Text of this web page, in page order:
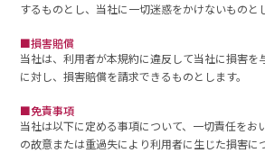
するものとし、当社に一切迷惑をかけないものと
■損害賠償
当社は、利用者が本規約に違反して当社に損害を
に対し、損害賠償を請求できるものとします。
■免責事項
当社は以下に定める事項について、一切責任をお
の故意または重過失により利用者に生じた損害に